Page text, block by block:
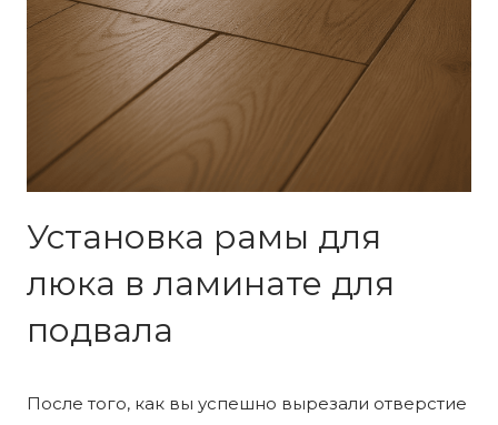
Установка рамы для
люка в ламинате для
подвала
После того, как вы успешно вырезали отверстие